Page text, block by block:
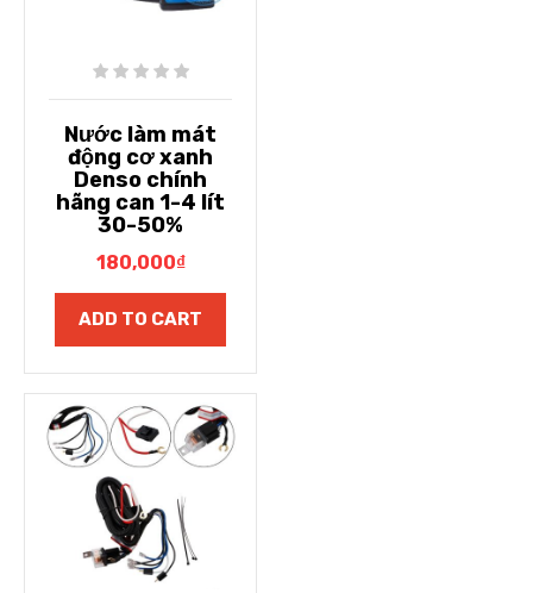
Nước làm mát
động cơ xanh
Denso chính
hãng can 1-4 lít
30-50%
180,000₫
ADD TO CART